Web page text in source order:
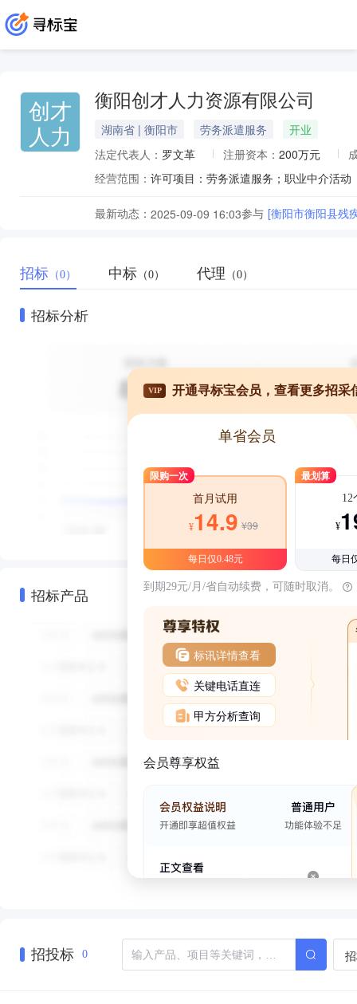
创才
人力
衡阳创才人力资源有限公司
湖南省 | 衡阳市 劳务派遣服务
开业
法定代表人： 罗文革 注册资本： 200万元
经营范围：
最新动态： 2025-09-09 16:03参与 [衡阳市衡阳县残
招标 （0） 中标 （0） 代理 （0）
招标分析
招标产品
VIP 开通寻标宝会员，查看更多招采
单省会员
限购一次
首月试用
¥14.9 ¥39
每日仅0.48元
最划算
12
¥
每日
到期29元/月/省自动续费，可随时取消。
标讯详情查看
关键电话直连
甲方分析查询
会员尊享权益
招投标 0